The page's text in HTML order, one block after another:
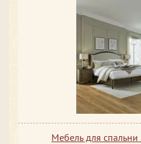
Мебель для спальни